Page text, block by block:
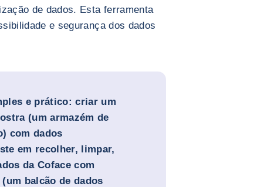
de dados. Esta ferramenta
e segurança dos dados
e prático: criar um
(um armazém de
com dados
em recolher, limpar,
da Coface com
balcão de dados